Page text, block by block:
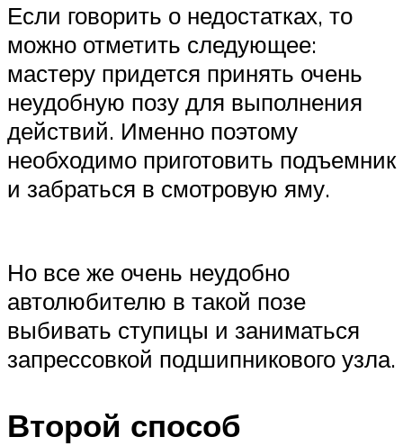
Если говорить о недостатках, то
можно отметить следующее:
мастеру придется принять очень
неудобную позу для выполнения
действий. Именно поэтому
необходимо приготовить подъемник
и забраться в смотровую яму.
Но все же очень неудобно
автолюбителю в такой позе
выбивать ступицы и заниматься
запрессовкой подшипникового узла.
Второй способ